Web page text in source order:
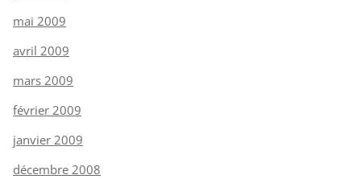
mai 2009
avril 2009
mars 2009
février 2009
janvier 2009
décembre 2008